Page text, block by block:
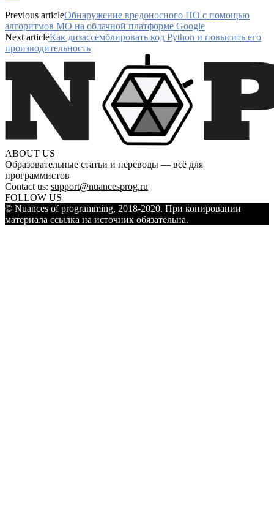
Previous articleОбнаружение вредоносного ПО с помощью
алгоритмов МО на облачной платформе Google
Next articleКак дизассемблировать код Python и повысить его
производительность
ABOUT US
Образовательные статьи и переводы — всё для
программистов
Contact us: support@nuancesprog.ru
FOLLOW US
© Nuances of programming, 2018-2020. При копировании
материала ссылка на источник обязательна.